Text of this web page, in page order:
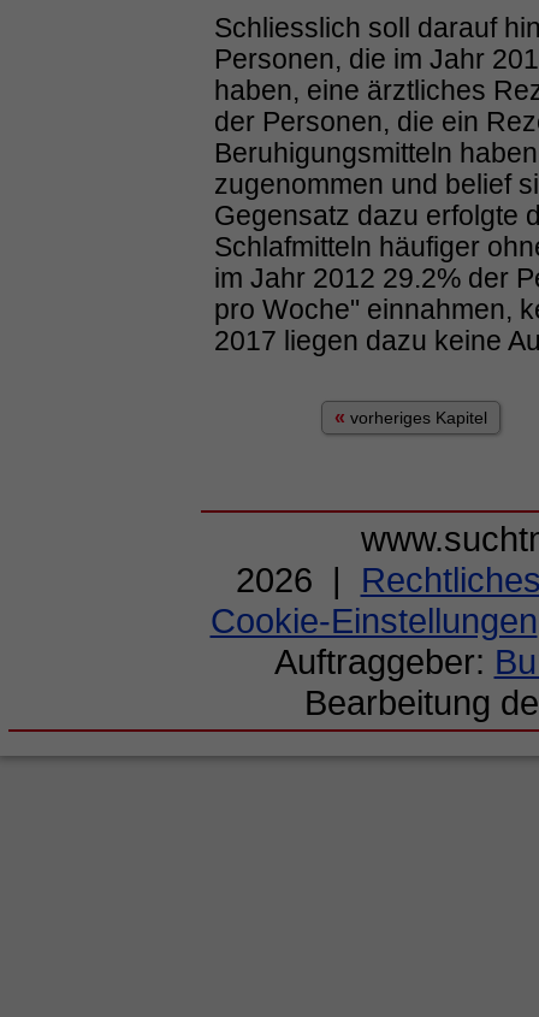
Schliesslich soll darauf
Personen, die im Jahr
haben, eine ärztliches
der Personen, die ein
Beruhigungsmitteln
zugenommen und belief
Gegensatz dazu erfolgte
Schlafmitteln häufiger
im Jahr 2012 29.2% der
pro Woche" einnahmen,
2017 liegen dazu keine
« vorheriges Kapitel
2026 |
Cookie-Einstellungen
Auftraggeber:
Bearbeitung